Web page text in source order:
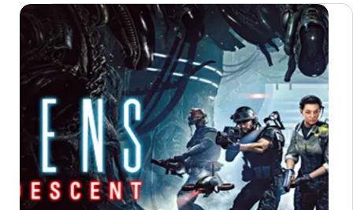
FC
24
تُحدث
ضجة
وسط
محبي
وعشاق
فيفا